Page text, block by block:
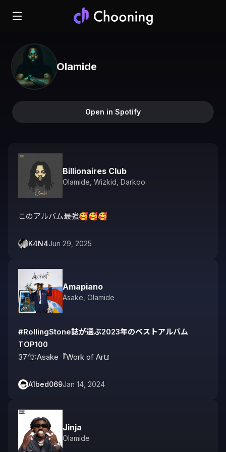
Olamide
Open in Spotify
Billionaires Club
Olamide Wizkid Darkoo
このアルバム最強🥰🥰🥰
K4N4Jun 29, 2025
Amapiano
Asake Olamide
#RollingStone誌が選ぶ2023年のベストアルバム
TOP100
37位:Asake『Work of Art』
A1bed069Jan 14, 2024
Jinja
Olamide